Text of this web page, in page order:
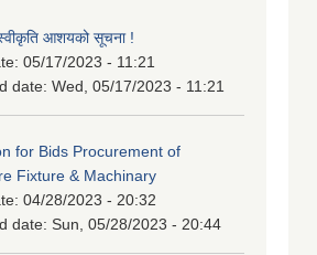
आशयको सूचना !
05/17/2023 - 11:21
date: Wed, 05/17/2023 - 11:21
for Bids Procurement of
Fixture & Machinary
04/28/2023 - 20:32
date: Sun, 05/28/2023 - 20:44